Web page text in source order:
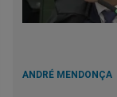
ANDRÉ MENDONÇA